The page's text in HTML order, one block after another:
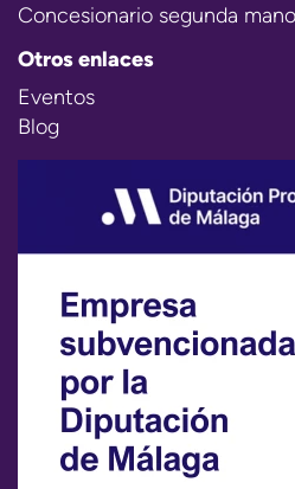
Concesionario segunda
Otros enlaces
Eventos
Blog